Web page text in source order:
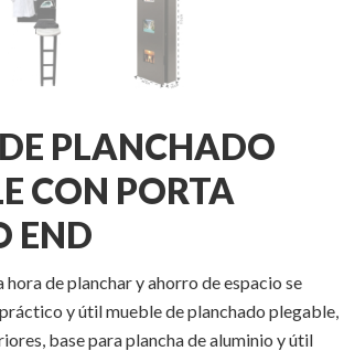
PLANCHADO
CON PORTA
END
hora de planchar y ahorro de espacio se
y útil mueble de planchado plegable,
base para plancha de aluminio y útil